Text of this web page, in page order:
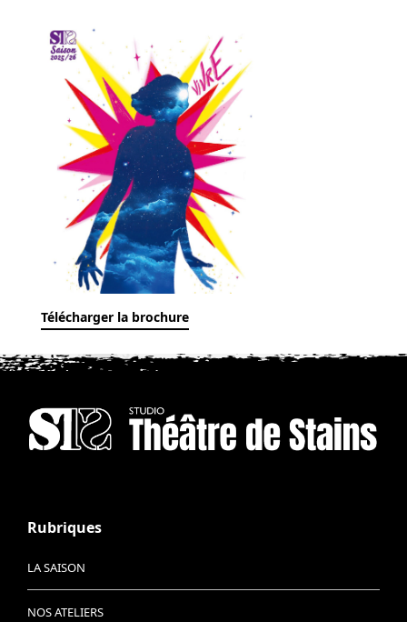
Télécharger la brochure
Rubriques
LA SAISON
NOS ATELIERS